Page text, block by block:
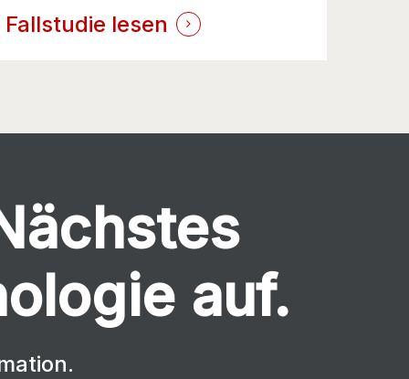
Fallstudie lesen
auf.